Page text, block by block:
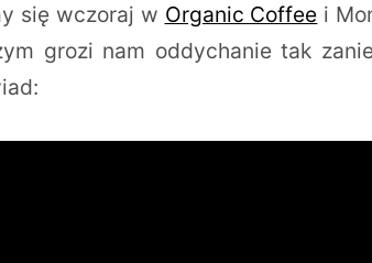
się wczoraj w Organic Coffee i
grozi nam oddychanie tak